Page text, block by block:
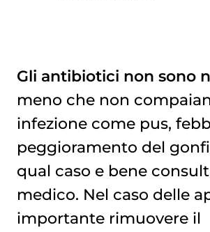
Gli antibiotici non sono
meno che non
infezione come pus,
peggioramento del
qual caso e bene
medico. Nel caso delle
importante rimuovere il